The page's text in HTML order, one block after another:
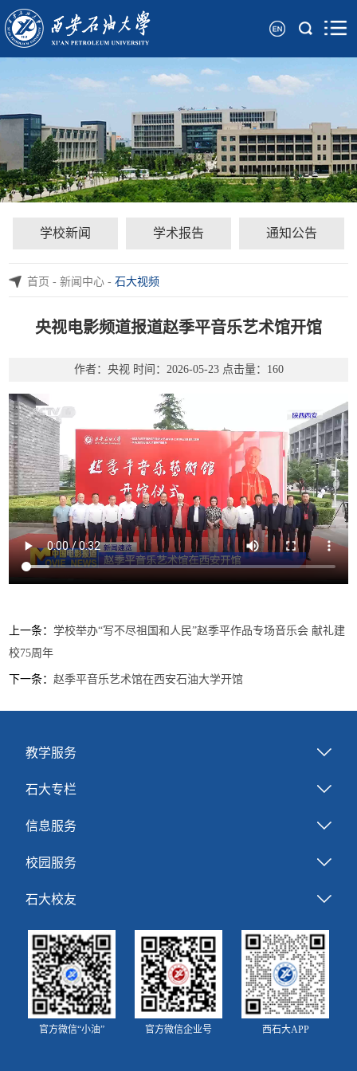
学校新闻 学术报告 通知公告
首页-新闻中心-石大视频
央视电影频道报道赵季平音乐艺术馆开馆
作者：央视 时间：2026-05-23 点击量： 160
上一条：学校举办“写不尽祖国和人民”赵季平作品专场音乐会 献礼建
校75周年
下一条：赵季平音乐艺术馆在西安石油大学开馆
教学服务
石大专栏
信息服务
校园服务
石大校友
官方微信“小油” 官方微信企业号 西石大APP